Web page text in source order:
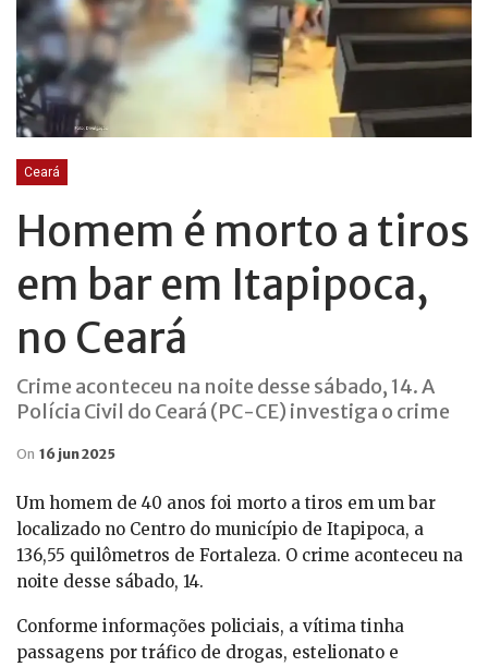
Ceará
Homem é morto a tiros
em bar em Itapipoca,
no Ceará
Crime aconteceu na noite desse sábado, 14. A
Polícia Civil do Ceará (PC-CE) investiga o crime
On 16 jun 2025
Um homem de 40 anos foi morto a tiros em um bar
localizado no Centro do município de Itapipoca, a
136,55 quilômetros de Fortaleza. O crime aconteceu na
noite desse sábado, 14.
Conforme informações policiais, a vítima tinha
passagens por tráfico de drogas, estelionato e